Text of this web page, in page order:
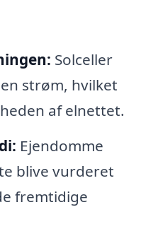
Solceller
strøm, hvilket
af elnettet.
Ejendomme
blive vurderet
fremtidige